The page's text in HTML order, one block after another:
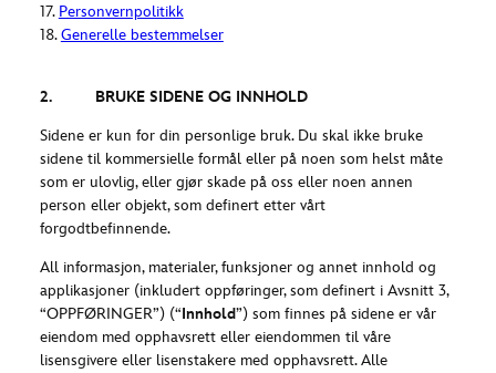
17. Personvernpolitikk
18.Generelle bestemmelser
2. BRUKE SIDENE OG INNHOLD
Sidene er kun for din personlige bruk. Du skal ikke bruke
sidene til kommersielle formål eller på noen som helst måte
som er ulovlig, eller gjør skade på oss eller noen annen
person eller objekt, som definert etter vårt
forgodtbefinnende.
All informasjon, materialer, funksjoner og annet innhold og
applikasjoner (inkludert oppføringer, som definert i Avsnitt 3,
“OPPFØRINGER”) (“Innhold”) som finnes på sidene er vår
eiendom med opphavsrett eller eiendommen til våre
lisensgivere eller lisenstakere med opphavsrett. Alle